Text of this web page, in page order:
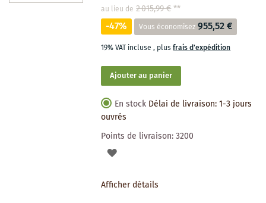
au lieu de 2 015,99 €**
-47% Vous économisez 955,52 €
19% VAT incluse, plusfrais d'expédition
Ajouter au panier
En stock Délai de livraison: 1-3 jours
ouvrés
Points de livraison:3200
AJOUTER
Afficher détails